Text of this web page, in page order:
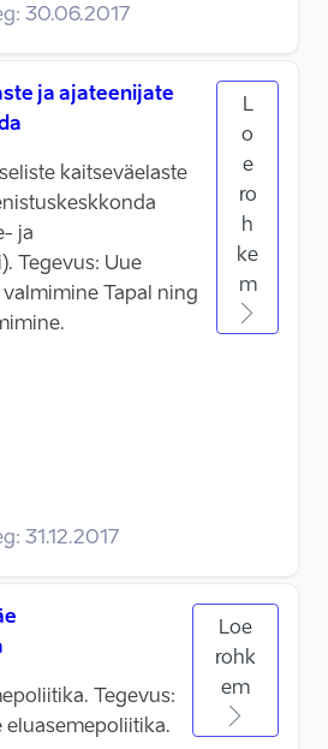
30.06.2017
ja ajateenijate
kaitseväelaste
ja
Tegevus: Uue
Tapal ning
31.12.2017
L
o
e
ro
h
ke
m
Tegevus:
eluasemepoliitika.
Loe
rohk
em